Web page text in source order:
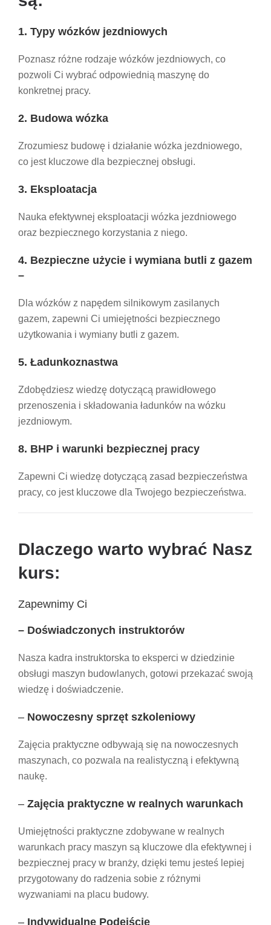
1. Typy wózków jezdniowych
Poznasz różne rodzaje wózków jezdniowych, co
pozwoli Ci wybrać odpowiednią maszynę do
konkretnej pracy.
2. Budowa wózka
Zrozumiesz budowę i działanie wózka jezdniowego,
co jest kluczowe dla bezpiecznej obsługi.
3. Eksploatacja
Nauka efektywnej eksploatacji wózka jezdniowego
oraz bezpiecznego korzystania z niego.
4. Bezpieczne użycie i wymiana butli z gazem
–
Dla wózków z napędem silnikowym zasilanych
gazem, zapewni Ci umiejętności bezpiecznego
użytkowania i wymiany butli z gazem.
5. Ładunkoznastwa
Zdobędziesz wiedzę dotyczącą prawidłowego
przenoszenia i składowania ładunków na wózku
jezdniowym.
8. BHP i warunki bezpiecznej pracy
Zapewni Ci wiedzę dotyczącą zasad bezpieczeństwa
pracy, co jest kluczowe dla Twojego bezpieczeństwa.
Dlaczego warto wybrać Nasz
kurs:
Zapewnimy Ci
– Doświadczonych instruktorów
Nasza kadra instruktorska to eksperci w dziedzinie
obsługi maszyn budowlanych, gotowi przekazać swoją
wiedzę i doświadczenie.
– Nowoczesny sprzęt szkoleniowy
Zajęcia praktyczne odbywają się na nowoczesnych
maszynach, co pozwala na realistyczną i efektywną
naukę.
– Zajęcia praktyczne w realnych warunkach
Umiejętności praktyczne zdobywane w realnych
warunkach pracy maszyn są kluczowe dla efektywnej i
bezpiecznej pracy w branży, dzięki temu jesteś lepiej
przygotowany do radzenia sobie z różnymi
wyzwaniami na placu budowy.
– Indywidualne Podejście